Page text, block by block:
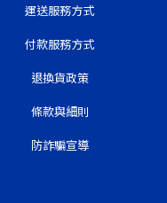
運送服務方式
付款服務方式
退換貨政策
條款與細則
防詐騙宣導